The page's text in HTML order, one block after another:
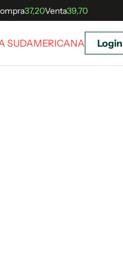
37,20Venta39,70
SUDAMERICANA Login